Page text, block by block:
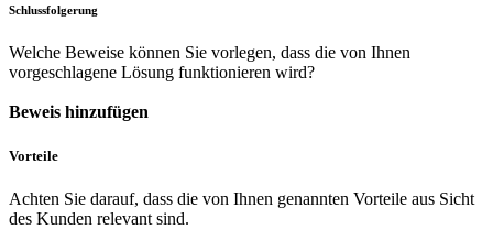
Schlussfolgerung
Welche Beweise können Sie vorlegen, dass die von Ihnen
vorgeschlagene Lösung funktionieren wird?
Beweis hinzufügen
Vorteile
Achten Sie darauf, dass die von Ihnen genannten Vorteile aus Sicht
des Kunden relevant sind.